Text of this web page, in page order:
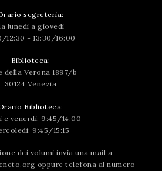
segreteria:
lunedì a giovedì
12:30 - 13:30/16:00
Biblioteca:
della Verona 1897/b
30124 Venezia
Biblioteca:
e venerdì: 9:45/14:00
9:45/15:15
dei volumi invia una mail a
oppure telefona al numero